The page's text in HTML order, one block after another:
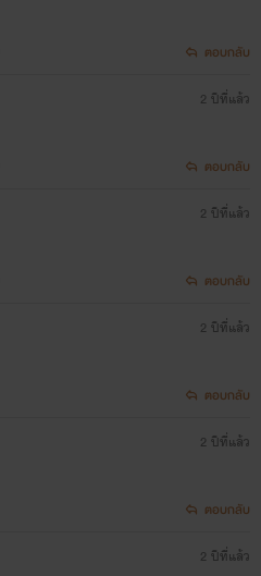
ตอบกลับ
2 ปีที่แล้ว
ตอบกลับ
2 ปีที่แล้ว
ตอบกลับ
2 ปีที่แล้ว
ตอบกลับ
2 ปีที่แล้ว
ตอบกลับ
2 ปีที่แล้ว